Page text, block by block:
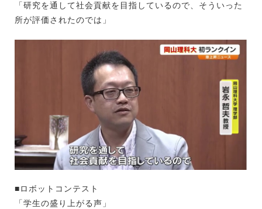
「研究を通して社会貢献を目指しているので、そういった
所が評価されたのでは」
■ロボットコンテスト
「学生の盛り上がる声」